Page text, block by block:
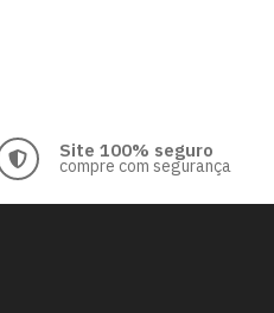
Site 100% seguro
compre com segurança